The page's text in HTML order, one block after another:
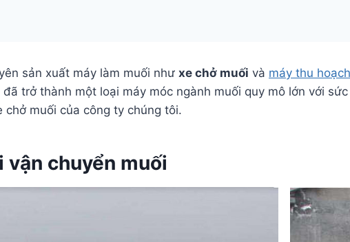
sản xuất máy làm muối như xe chở muối và máy thu
trở thành một loại máy móc ngành muối quy mô lớn với
chở muối của công ty chúng tôi.
vận chuyển muối